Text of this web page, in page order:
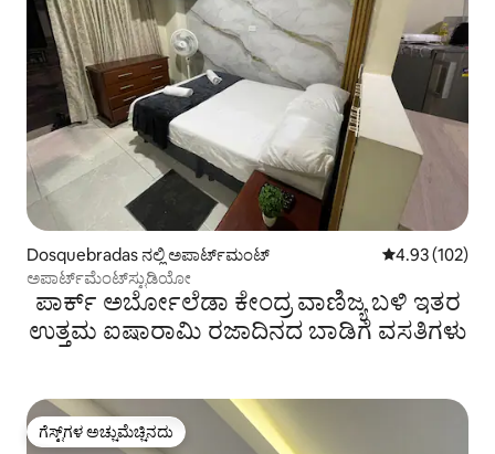
Dosquebradas ನಲ್ಲಿ ಅಪಾರ್ಟ್‌ಮಂಟ್ 5 ರಲ್ಲಿ 4.93
4.93 (102)
ಅಪಾರ್ಟ್‌ಮೆಂಟ್‌ಸ್ಟುಡಿಯೋ
ಪಾರ್ಕ್ ಅರ್ಬೋಲೆಡಾ ಕೇಂದ್ರ ವಾಣಿಜ್ಯ ಬಳಿ ಇತರ
ಉತ್ತಮ ಐಷಾರಾಮಿ ರಜಾದಿನದ ಬಾಡಿಗೆ ವಸತಿಗಳು
ಗೆಸ್ಟ್‌ಗಳ ಅಚ್ಚುಮೆಚ್ಚಿನದು
ಗೆಸ್ಟ್‌ಗಳ ಅಚ್ಚುಮೆಚ್ಚಿನದು